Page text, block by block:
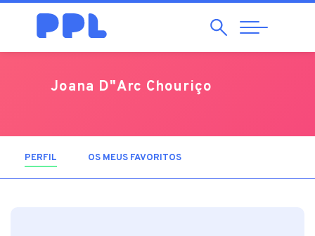
Pesquisar
Abrir
Navegação
Joana D"Arc Chouriço
PERFIL (SEPARADOR ATIVO)
OS MEUS FAVORITOS